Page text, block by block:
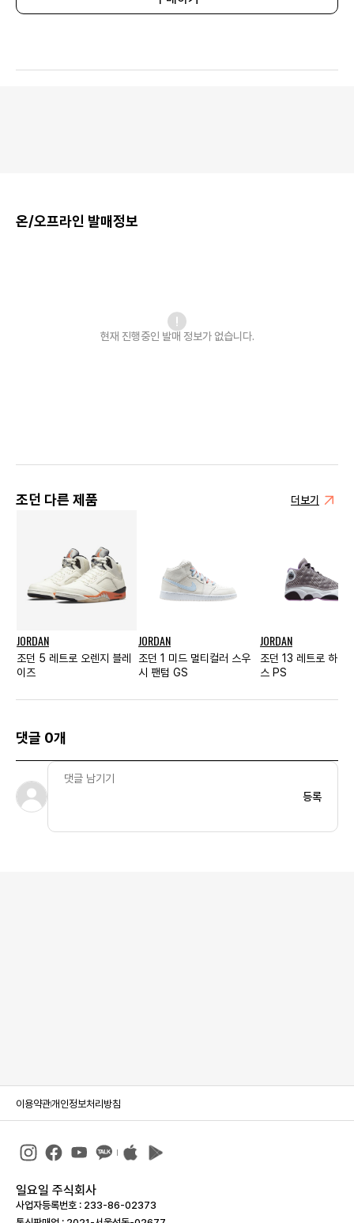
온/오프라인 발매정보
현재 진행중인 발매 정보가 없습니다.
조던 다른 제품 더보기
JORDAN
조던 5 레트로 오렌지 블레
이즈
JORDAN
조던 1 미드 멀티컬러 스우
시 팬텀 GS
JORDAN
조던 13 레트로 하운
스 PS
댓글 0개
등록
이용약관개인정보처리방침
일요일 주식회사
사업자등록번호 : 233-86-023­73